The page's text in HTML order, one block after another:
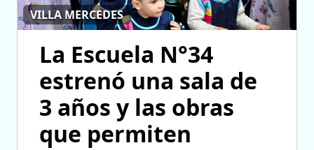
VILLA MERCEDES
La Escuela N°34
estrenó una sala de
3 años y las obras
que permiten